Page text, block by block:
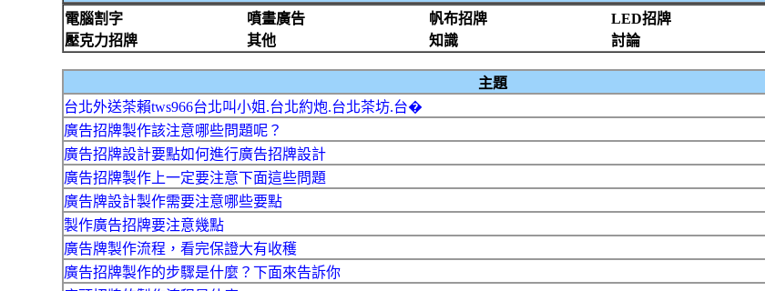
電腦割字
噴畫廣告 帆布招牌 LED招牌
壓克力招牌
其他 知識 討論
主題
台北外送茶賴tws966台北叫小姐.台北約炮.台北茶坊.台�
廣告招牌製作該注意哪些問題呢？
廣告招牌設計要點如何進行廣告招牌設計
廣告招牌製作上一定要注意下面這些問題
廣告牌設計製作需要注意哪些要點
製作廣告招牌要注意幾點
廣告牌製作流程，看完保證大有收穫
廣告招牌製作的步驟是什麼？下面來告訴你